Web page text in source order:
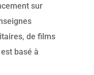
sur
de films
basé à